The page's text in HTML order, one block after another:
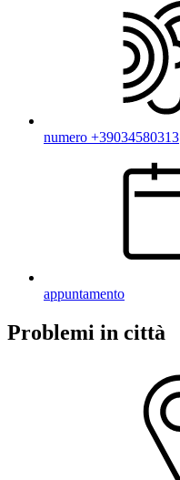
numero +39034580313
appuntamento
Problemi in città